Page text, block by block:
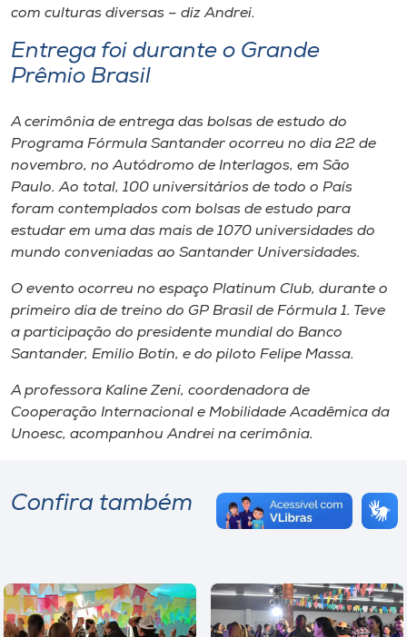
com culturas diversas – diz Andrei.
Entrega foi durante o Grande
Prêmio Brasil
A cerimônia de entrega das bolsas de estudo do
Programa Fórmula Santander ocorreu no dia 22 de
novembro, no Autódromo de Interlagos, em São
Paulo. Ao total, 100 universitários de todo o País
foram contemplados com bolsas de estudo para
estudar em uma das mais de 1070 universidades do
mundo conveniadas ao Santander Universidades.
O evento ocorreu no espaço Platinum Club, durante o
primeiro dia de treino do GP Brasil de Fórmula 1. Teve
a participação do presidente mundial do Banco
Santander, Emilio Botín, e do piloto Felipe Massa.
A professora Kaline Zeni, coordenadora de
Cooperação Internacional e Mobilidade Acadêmica da
Unoesc, acompanhou Andrei na cerimônia.
Confira também